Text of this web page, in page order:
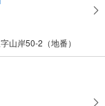
山岸50-2（地番）